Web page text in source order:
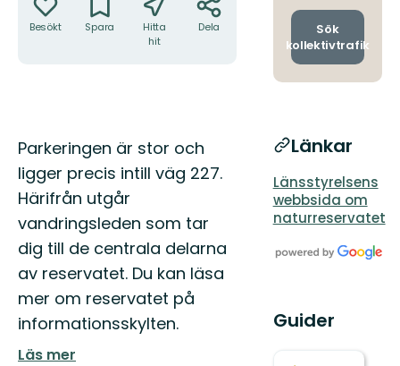
Besökt Spara
Hitta
hit
Dela
Beskrivning
Parkeringen är stor och
ligger precis intill väg 227.
Härifrån utgår
vandringsleden som tar
dig till de centrala delarna
av reservatet. Du kan läsa
mer om reservatet på
informationsskylten.
Läs mer
och
Sök
kollektivtrafik
Länkar
Länsstyrelsens
webbsida om
naturreservatet
Guider